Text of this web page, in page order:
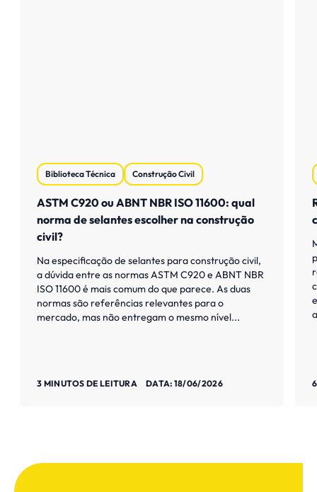
Biblioteca Técnica Construção Civil
ASTM C920 ou ABNT NBR ISO 11600: qual
norma de selantes escolher na construção
civil?
Na especificação de selantes para construção civil,
a dúvida entre as normas ASTM C920 e ABNT NBR
ISO 11600 é mais comum do que parece. As duas
normas são referências relevantes para o
mercado, mas não entregam o mesmo nível...
3 MINUTOS DE LEITURA DATA: 18/06/2026